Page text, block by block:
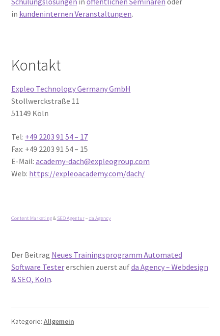
in kundeninternen Veranstaltungen.
Kontakt
Expleo Technology Germany GmbH
Stollwerckstraße 11
51149 Köln
Tel: +49 2203 91 54 – 17
Fax: +49 2203 91 54 – 15
E-Mail: academy-dach@expleogroup.com
Web: https://expleoacademy.com/dach/
Content Marketing& SEO Agentur–da Agency
Der Beitrag Neues Trainingsprogramm Automated
Software Testererschien zuerst aufda Agency – Webdesign
& SEO, Köln.
Kategorie: Allgemein